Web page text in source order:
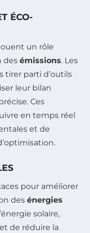
ÉCO-
un rôle
des émissions. Les
tirer parti d’outils
leur bilan
Ces
en temps réel
et de
pour améliorer
des énergies
solaire,
de réduire la